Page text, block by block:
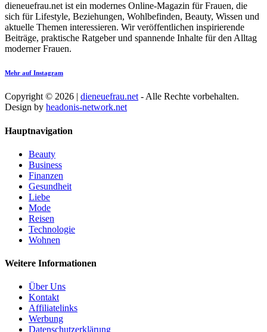
dieneuefrau.net ist ein modernes Online-Magazin für Frauen, die
sich für Lifestyle, Beziehungen, Wohlbefinden, Beauty, Wissen und
aktuelle Themen interessieren. Wir veröffentlichen inspirierende
Beiträge, praktische Ratgeber und spannende Inhalte für den Alltag
moderner Frauen.
Mehr auf Instagram
Copyright © 2026 | dieneuefrau.net - Alle Rechte vorbehalten.
Design by headonis-network.net
Hauptnavigation
Beauty
Business
Finanzen
Gesundheit
Liebe
Mode
Reisen
Technologie
Wohnen
Weitere Informationen
Über Uns
Kontakt
Affiliatelinks
Werbung
Datenschutzerklärung